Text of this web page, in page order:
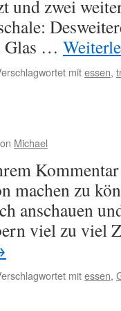
und zwei
Glas …
mitessen,
Michael
Kommentar
zu
anschauen
viel zu viel
mitessen,